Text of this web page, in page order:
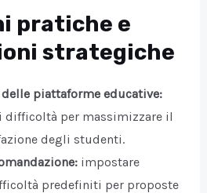
pratiche e
strategiche
piattaforme educative:
per massimizzare il
degli studenti.
impostare
predefiniti per proposte